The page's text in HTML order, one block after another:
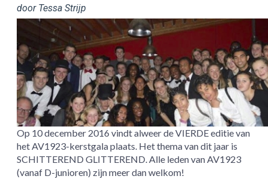
door Tessa Strijp
Op 10 december 2016 vindt alweer de VIERDE editie van
het AV1923-kerstgala plaats. Het thema van dit jaar is
SCHITTEREND GLITTEREND. Alle leden van AV1923
(vanaf D-junioren) zijn meer dan welkom!